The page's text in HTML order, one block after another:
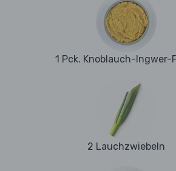
1 Pck. Knoblauch-Ingwer-
2 Lauchzwiebeln